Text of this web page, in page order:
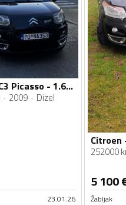
Citroen - C3 Picasso - 1.6 HDI
2009 Dizel
23.01.26
252000
5 100
Žabljak